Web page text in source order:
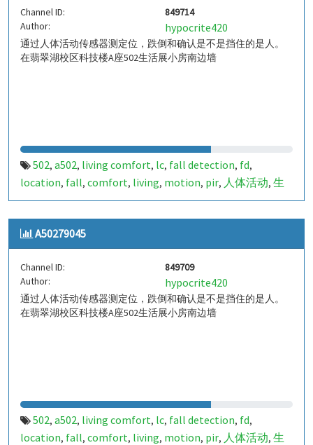
Channel ID:
849714
Author:
hypocrite420
通过人体活动传感器测定位，跌倒和确认是不是挡住的是人。
在翡翠湖校区科技楼A座502生活展小房南边墙
502, a502, living comfort, lc, fall detection, fd,
location, fall, comfort, living, motion, pir, 人体活动, 生
活,tanbir,跌倒,定位,哈山,室内定位,室内,indoor,
indoor living comfort,ilc,indoor living quality,ilq,
a50279050,849714
A50279045
Channel ID:
849709
Author:
hypocrite420
通过人体活动传感器测定位，跌倒和确认是不是挡住的是人。
在翡翠湖校区科技楼A座502生活展小房南边墙
502, a502, living comfort, lc, fall detection, fd,
location, fall, comfort, living, motion, pir, 人体活动, 生